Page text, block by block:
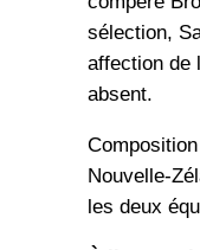
sélection,
affection de
absent.
Nouvelle-
les deux